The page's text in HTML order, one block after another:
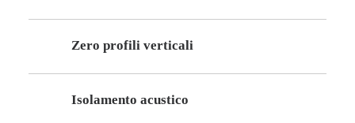
Zero profili verticali
Isolamento acustico